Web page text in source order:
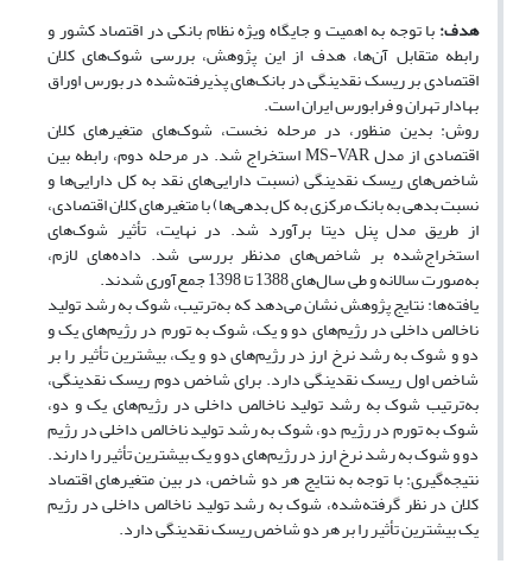
هدف:با توجه به اهمیت و جایگاه ویژه نظام بانکی در اقتصاد کشور و
رابطه متقابل آن‌ها، هدف از این پژوهش، بررسی شوک‌های کلان
اقتصادی بر ریسک نقدینگی در بانک‌های پذیرفته‌شده در بورس اوراق
بهادار تهران و فرابورس ایران است.
روش: بدین منظور، در مرحله نخست، شوک‌های متغیرهای کلان
اقتصادی از مدل MS-VAR استخراج شد. در مرحله دوم، رابطه بین
شاخص‌های ریسک نقدینگی (نسبت دارایی‌های نقد به کل دارایی‌ها و
نسبت بدهی به بانک مرکزی به کل بدهی‌ها) با متغیرهای کلان اقتصادی،
از طریق مدل پنل دیتا برآورد شد. در نهایت، تأثیر شوک‌های
استخراج‌شده بر شاخص‌های مدنظر بررسی شد. داده‌های لازم،
به‌صورت سالانه و طی سال‌های 1388 تا 1398 جمع‌آوری شدند.
یافته‌ها: نتایج پژوهش نشان می‌دهد که به‌ترتیب، شوک به رشد تولید
ناخالص داخلی در رژیم‌های دو و یک، شوک به تورم در رژیم‌های یک و
دو و شوک به رشد نرخ ارز در رژیم‌های دو و یک، بیشترین تأثیر را بر
شاخص اول ریسک نقدینگی دارد. برای شاخص دوم ریسک نقدینگی،
به‌ترتیب شوک به رشد تولید ناخالص داخلی در رژیم‌های یک و دو،
شوک به تورم در رژیم دو، شوک به رشد تولید ناخالص داخلی در رژیم
دو و شوک به رشد نرخ ارز در رژیم‌های دو و یک بیشترین تأثیر را دارند.
نتیجه‌گیری: با توجه به نتایج هر دو شاخص، در بین متغیرهای اقتصاد
کلان در نظر گرفته‌شده، شوک به رشد تولید ناخالص داخلی در رژیم
یک بیشترین تأثیر را بر هر دو شاخص ریسک نقدینگی دارد.